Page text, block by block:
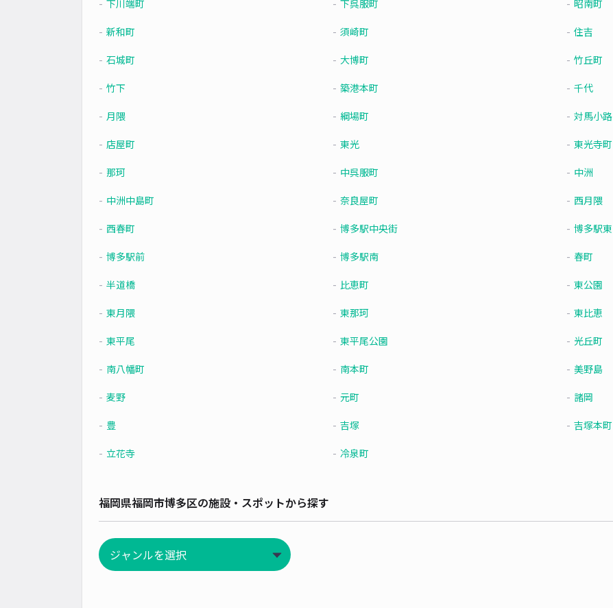
下川端町 下呉服町 昭南町
新和町 須崎町 住吉
石城町 大博町 竹丘町
竹下 築港本町 千代
月隈 綱場町 対馬小路
店屋町 東光 東光寺町
那珂 中呉服町 中洲
中洲中島町 奈良屋町 西月隈
西春町 博多駅中央街 博多駅東
博多駅前 博多駅南 春町
半道橋 比恵町 東公園
東月隈 東那珂 東比恵
東平尾 東平尾公園 光丘町
南八幡町 南本町 美野島
麦野 元町 諸岡
豊 吉塚 吉塚本町
立花寺 冷泉町
福岡県福岡市博多区の施設・スポットから探す